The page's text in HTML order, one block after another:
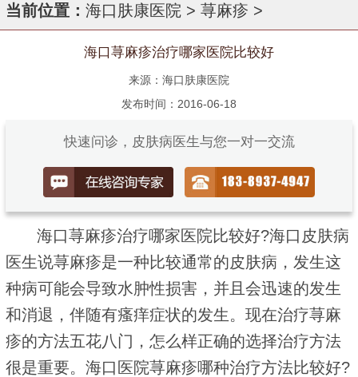
当前位置： 海口肤康医院 > 荨麻疹 >
海口荨麻疹治疗哪家医院比较好
来源：海口肤康医院
发布时间：2016-06-18
快速问诊，皮肤病医生与您一对一交流
海口荨麻疹治疗哪家医院比较好?海口皮肤病
医生说荨麻疹是一种比较通常的皮肤病，发生这
种病可能会导致水肿性损害，并且会迅速的发生
和消退，伴随有瘙痒症状的发生。现在治疗荨麻
疹的方法五花八门，怎么样正确的选择治疗方法
很是重要。海口医院荨麻疹哪种治疗方法比较好?